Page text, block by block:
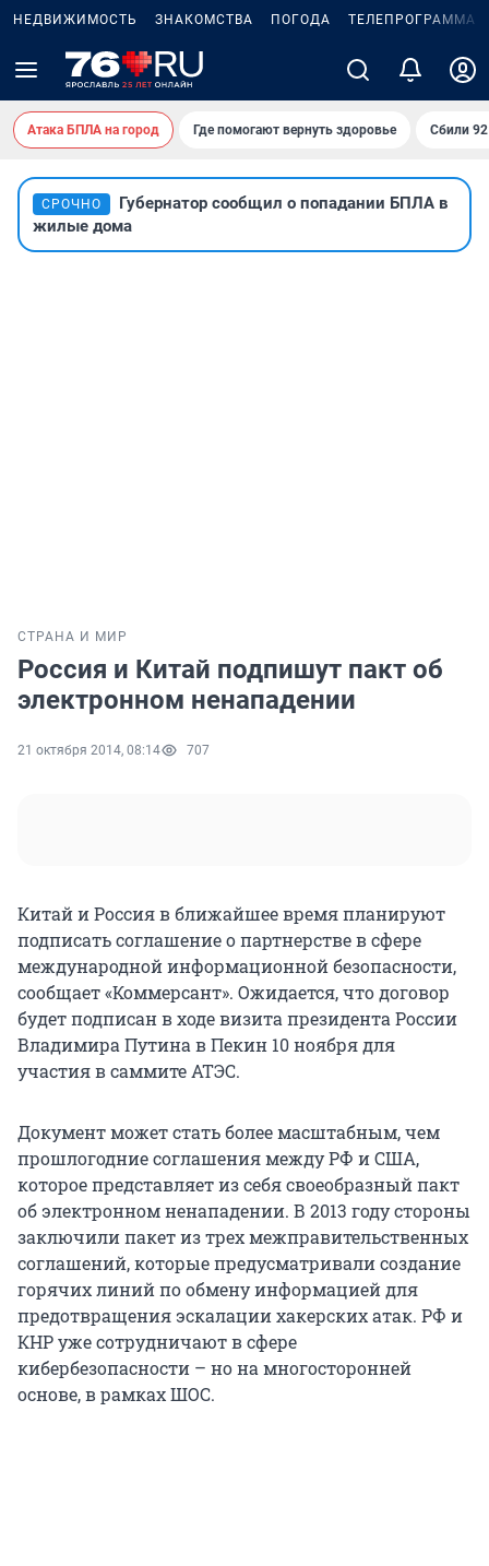
НЕДВИЖИМОСТЬ ЗНАКОМСТВА ПОГОДА ТЕЛЕПРОГРАММА
Атака БПЛА на город Где помогают вернуть здоровье Сбили
СРОЧНО
Губернатор сообщил о попадании БПЛА в
жилые дома
СТРАНА И МИР
Россия и Китай подпишут пакт об
электронном ненападении
21 октября 2014, 08:14 707
Китай и Россия в ближайшее время планируют
подписать соглашение о партнерстве в сфере
международной информационной безопасности,
сообщает «Коммерсант». Ожидается, что договор
будет подписан в ходе визита президента России
Владимира Путина в Пекин 10 ноября для
участия в саммите АТЭС.
Документ может стать более масштабным, чем
прошлогодние соглашения между РФ и США,
которое представляет из себя своеобразный пакт
об электронном ненападении. В 2013 году стороны
заключили пакет из трех межправительственных
соглашений, которые предусматривали создание
горячих линий по обмену информацией для
предотвращения эскалации хакерских атак. РФ и
КНР уже сотрудничают в сфере
кибербезопасности – но на многосторонней
основе, в рамках ШОС.